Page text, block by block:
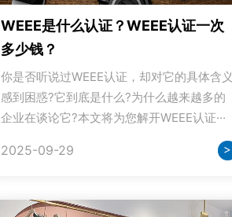
WEEE是什么认证？WEEE认证一次
多少钱？
你是否听说过WEEE认证，却对它的具体含义
感到困惑?它到底是什么?为什么越来越多的
企业在谈论它?本文将为您解开WEEE认证···
2025-09-29 >